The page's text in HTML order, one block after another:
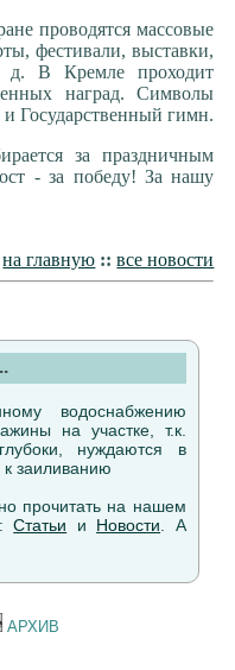
проводятся массовые
фестивали, выставки,
д. В Кремле проходит
наград. Символы
Государственный гимн.
за праздничным
- за победу! За нашу
на главную :: все новости
водоснабжению
на участке, т.к.
нуждаются в
к заиливанию
прочитать на нашем
Статьи и Новости . А
АРХИВ